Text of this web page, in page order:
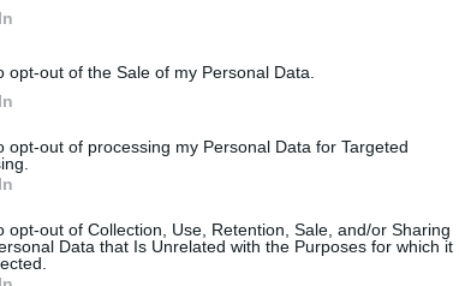
opt-out of the Sale of my Personal Data.
opt-out of processing my Personal Data for Targeted
opt-out of Collection, Use, Retention, Sale, and/or Sharing
Data that Is Unrelated with the Purposes for which it
και των ανθρώπινων ζωών και
Πολιτικής Προστασίας του
πάνω στα πρότυπα της Γενικής
θα δραστηριοποιηθεί ιδίως:
και τεχνολογικών
για καταστάσεις εκτάκτων